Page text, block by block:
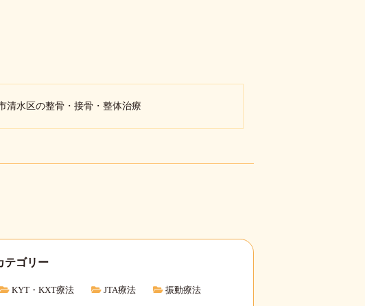
清水区の整骨・接骨・整体治療
テゴリー
KYT・KXT療法 JTA療法 振動療法